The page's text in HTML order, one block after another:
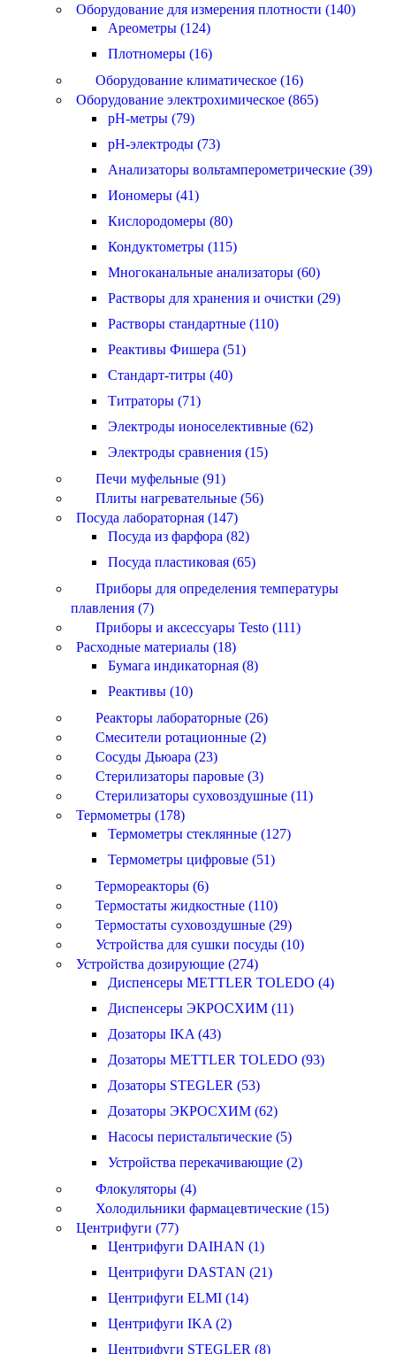
Оборудование для измерения плотности (140)
Ареометры (124)
Плотномеры (16)
Оборудование климатическое (16)
Оборудование электрохимическое (865)
pH-метры (79)
pH-электроды (73)
Анализаторы вольтамперометрические (39)
Иономеры (41)
Кислородомеры (80)
Кондуктометры (115)
Многоканальные анализаторы (60)
Растворы для хранения и очистки (29)
Растворы стандартные (110)
Реактивы Фишера (51)
Стандарт-титры (40)
Титраторы (71)
Электроды ионоселективные (62)
Электроды сравнения (15)
Печи муфельные (91)
Плиты нагревательные (56)
Посуда лабораторная (147)
Посуда из фарфора (82)
Посуда пластиковая (65)
Приборы для определения температуры
плавления (7)
Приборы и аксессуары Testo (111)
Расходные материалы (18)
Бумага индикаторная (8)
Реактивы (10)
Реакторы лабораторные (26)
Смесители ротационные (2)
Сосуды Дьюара (23)
Стерилизаторы паровые (3)
Стерилизаторы суховоздушные (11)
Термометры (178)
Термометры стеклянные (127)
Термометры цифровые (51)
Термореакторы (6)
Термостаты жидкостные (110)
Термостаты суховоздушные (29)
Устройства для сушки посуды (10)
Устройства дозирующие (274)
Диспенсеры METTLER TOLEDO (4)
Диспенсеры ЭКРОСХИМ (11)
Дозаторы IKA (43)
Дозаторы METTLER TOLEDO (93)
Дозаторы STEGLER (53)
Дозаторы ЭКРОСХИМ (62)
Насосы перистальтические (5)
Устройства перекачивающие (2)
Флокуляторы (4)
Холодильники фармацевтические (15)
Центрифуги (77)
Центрифуги DAIHAN (1)
Центрифуги DASTAN (21)
Центрифуги ELMI (14)
Центрифуги IKA (2)
Центрифуги STEGLER (8)